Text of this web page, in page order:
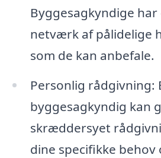
Byggesagkyndige
netværk af pålidelige
som de kan anbefale.
Personlig rådgivning:
byggesagkyndig kan
skræddersyet
dine specifikke